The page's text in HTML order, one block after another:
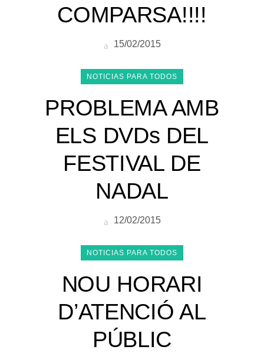
COMPARSA!!!!
15/02/2015
NOTICIAS PARA TODOS
PROBLEMA AMB
ELS DVDs DEL
FESTIVAL DE
NADAL
12/02/2015
NOTICIAS PARA TODOS
NOU HORARI
D’ATENCIÓ AL
PÚBLIC